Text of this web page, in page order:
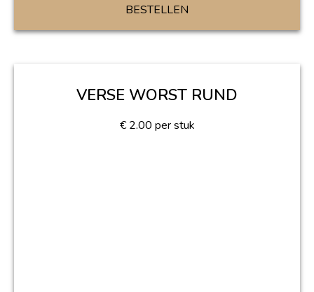
BESTELLEN
VERSE WORST RUND
€ 2.00 per stuk